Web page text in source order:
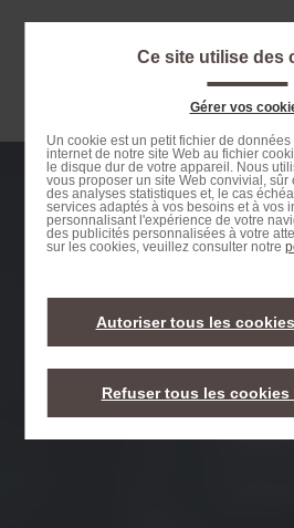
recherche
Ce site utilise des
Gérer vos
Un cookie est un petit fichier de
internet de notre site Web au fichier
le disque dur de votre appareil. Nous
vous proposer un site Web convivial, sûr
des analyses statistiques et, le cas
services adaptés à vos besoins et à vos
personnalisant l'expérience de votre
des publicités personnalisées à votre
sur les cookies, veuillez consulter notre
Autoriser tous les
Refuser tous les